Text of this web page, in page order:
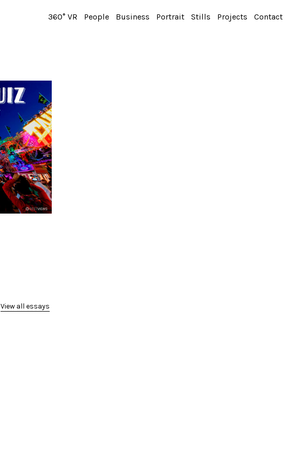
360° VR People Business Portrait Stills Projects Contact
View all essays